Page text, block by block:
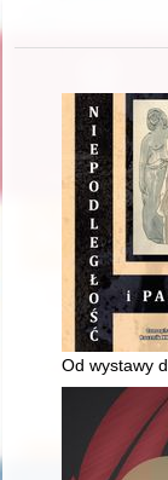
Od wystawy